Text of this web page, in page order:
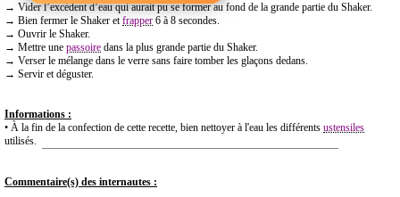
→ Vider l’excédent d’eau qui aurait pu se former au fond de la grande partie du Shaker.
→ Bien fermer le Shaker etfrapper 6 à 8 secondes.
→ Ouvrir le Shaker.
→ Mettre une passoire dans la plus grande partie du Shaker.
→ Verser le mélange dans le verre sans faire tomber les glaçons dedans.
→ Servir et déguster.
Informations :
• À la fin de la confection de cette recette, bien nettoyer à l'eau les différents ustensiles
utilisés.
Commentaire(s) des internautes :